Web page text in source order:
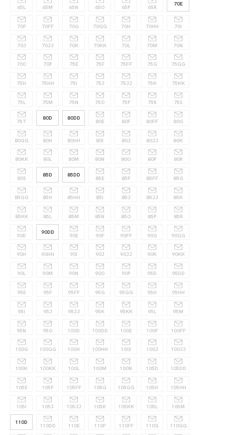
65L 65M 65N 65O 65P 65R
70E
70F 70FF 70G 70GG 70H 70HH 70I
70J 70JJ 70K 70KK 70L 70M 70N
70O 70P 75E 75F 75FF 75G 75GG
75H 75HH 75I 75J 75JJ 75K 75KK
75L 75M 75N 75O 75P 75R 75S
75T
80D 80DD
80E 80F 80FF 80G
80GG 80H 80HH 80I 80J 80JJ 80K
80KK 80L 80M 80N 80O 80P 80R
80S
85D 85DD
85E 85F 85FF 85G
85GG 85H 85HH 85I 85J 85JJ 85K
85KK 85L 85M 85N 85O 85P 85R
90D
90DD
90E 90F 90FF 90G 90GG
90H 90HH 90I 90J 90JJ 90K 90KK
90L 90M 90N 90O 90P 95D 95DD
95E 95F 95FF 95G 95GG 95H 95HH
95I 95J 95JJ 95K 95KK 95L 95M
95N 95O 100D 100DD 100E 100F 100FF
100G 100GG 100H 100HH 100I 100J 100JJ
100K 100KK 100L 100M 100N 105D 105DD
105E 105F 105FF 105G 105GG 105H 105HH
105I 105J 105JJ 105K 105KK 105L 105M
110D
110DD 110E 110F 110FF 110G 110GG